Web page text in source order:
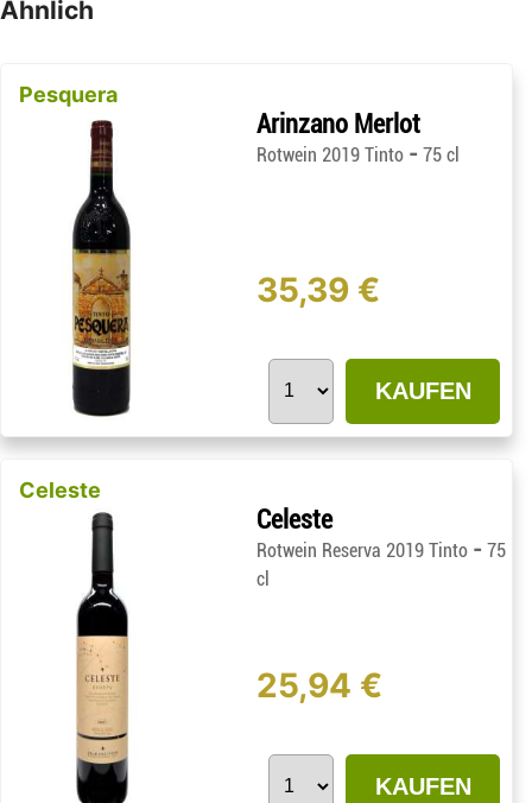
Ähnlich
Pesquera
Arinzano Merlot
Rotwein 2019 Tinto -75 cl
35,39 €
KAUFEN
Celeste
Celeste
Rotwein Reserva 2019 Tinto -75
cl
25,94 €
KAUFEN